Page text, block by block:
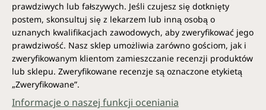
prawdziwych lub fałszywych. Jeśli czujesz się dotknięty
postem, skonsultuj się z lekarzem lub inną osobą o
uznanych kwalifikacjach zawodowych, aby zweryfikować jego
prawdziwość. Nasz sklep umożliwia zarówno gościom, jak i
zweryfikowanym klientom zamieszczanie recenzji produktów
lub sklepu. Zweryfikowane recenzje są oznaczone etykietą
„Zweryfikowane”.
Informacje o naszej funkcji oceniania